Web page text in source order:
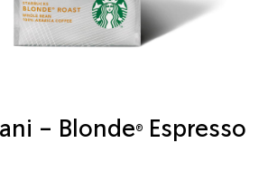
- Blonde® Espresso